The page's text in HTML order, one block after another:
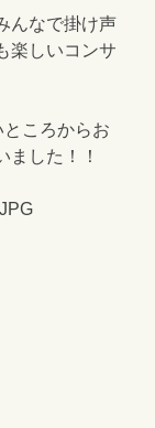
んなで掛け声
楽しいコンサ
ころからお
ました！！